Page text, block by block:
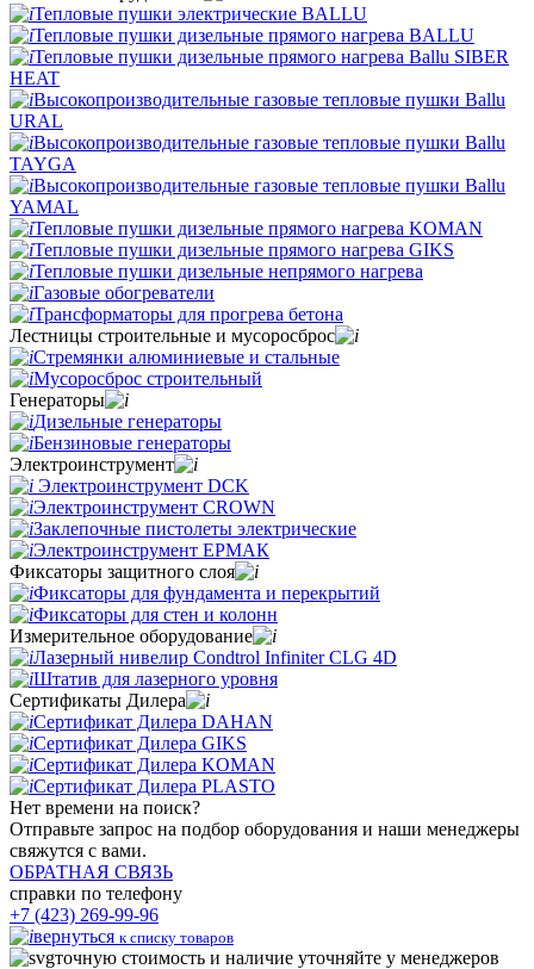
Тепловые пушки электрические BALLU
Тепловые пушки дизельные прямого нагрева BALLU
Тепловые пушки дизельные прямого нагрева Ballu SIBER
HEAT
Высокопроизводительные газовые тепловые пушки Ballu
URAL
Высокопроизводительные газовые тепловые пушки Ballu
TAYGA
Высокопроизводительные газовые тепловые пушки Ballu
YAMAL
Тепловые пушки дизельные прямого нагрева KOMAN
Тепловые пушки дизельные прямого нагрева GIKS
Тепловые пушки дизельные непрямого нагрева
Газовые обогреватели
Трансформаторы для прогрева бетона
Лестницы строительные и мусоросброс
Стремянки алюминиевые и стальные
Мусоросброс строительный
Генераторы
Дизельные генераторы
Бензиновые генераторы
Электроинструмент
Электроинструмент DCK
Электроинструмент CROWN
Заклепочные пистолеты электрические
Электроинструмент ЕРМАК
Фиксаторы защитного слоя
Фиксаторы для фундамента и перекрытий
Фиксаторы для стен и колонн
Измерительное оборудование
Лазерный нивелир Condtrol Infiniter CLG 4D
Штатив для лазерного уровня
Сертификаты Дилера
Сертификат Дилера DAHAN
Сертификат Дилера GIKS
Сертификат Дилера KOMAN
Сертификат Дилера PLASTO
Нет времени на поиск?
Отправьте запрос на подбор оборудования и наши менеджеры
свяжутся с вами.
ОБРАТНАЯ СВЯЗЬ
справки по телефону
+7 (423) 269-99-96
вернуться к списку товаров
точную стоимость и наличие уточняйте у менеджеров